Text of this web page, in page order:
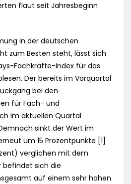
flaut seit Jahresbeginn
in der deutschen
zum Besten steht, lässt sich
Fachkräfte-Index für das
Der bereits im Vorquartal
bei den
für Fach- und
im aktuellen Quartal
sinkt der Wert im
um 15 Prozentpunkte [1]
verglichen mit dem
befindet sich die
auf einem sehr hohen